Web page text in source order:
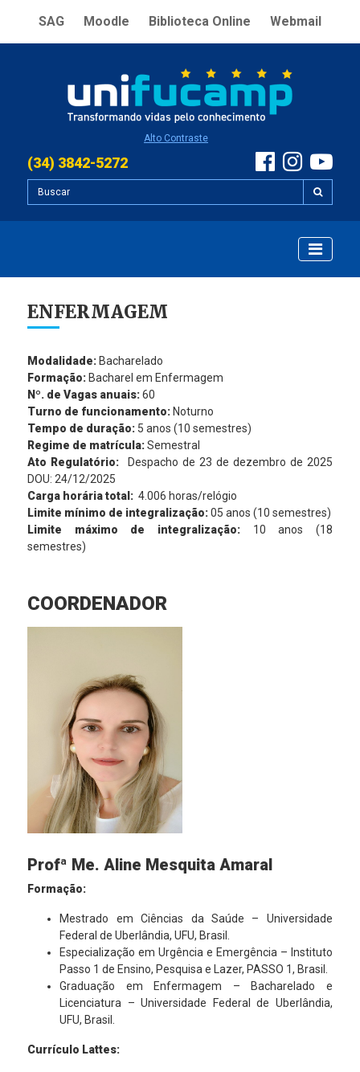
SAG Moodle Biblioteca Online Webmail
Alto Contraste
(34) 3842-5272
ENFERMAGEM
Modalidade: Bacharelado
Formação: Bacharel em Enfermagem
Nº. de Vagas anuais:60
Turno de funcionamento: Noturno
Tempo de duração: 5 anos (10 semestres)
Regime de matrícula:Semestral
Ato Regulatório: Despacho de 23 de dezembro de 2025
DOU: 24/12/2025
Carga horária total: 4.006 horas/relógio
Limite mínimo de integralização:05 anos (10 semestres)
Limite máximo de integralização: 10 anos (18
semestres)
COORDENADOR
Profª Me. Aline Mesquita Amaral
Formação:
Mestrado em Ciências da Saúde – Universidade
Federal de Uberlândia, UFU, Brasil.
Especialização em Urgência e Emergência – Instituto
Passo 1 de Ensino, Pesquisa e Lazer, PASSO 1, Brasil.
Graduação em Enfermagem – Bacharelado e
Licenciatura – Universidade Federal de Uberlândia,
UFU, Brasil.
Currículo Lattes: